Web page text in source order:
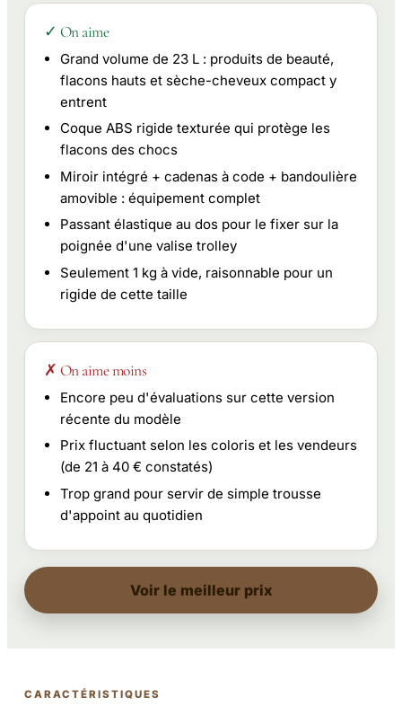
✓ On aime
Grand volume de 23 L : produits de beauté,
flacons hauts et sèche-cheveux compact y
entrent
Coque ABS rigide texturée qui protège les
flacons des chocs
Miroir intégré + cadenas à code + bandoulière
amovible : équipement complet
Passant élastique au dos pour le fixer sur la
poignée d'une valise trolley
Seulement 1 kg à vide, raisonnable pour un
rigide de cette taille
✗ On aime moins
Encore peu d'évaluations sur cette version
récente du modèle
Prix fluctuant selon les coloris et les vendeurs
(de 21 à 40 € constatés)
Trop grand pour servir de simple trousse
d'appoint au quotidien
Voir le meilleur prix
CARACTÉRISTIQUES